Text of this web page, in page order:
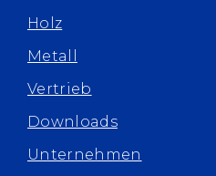
Holz
Metall
Vertrieb
Downloads
Unternehmen